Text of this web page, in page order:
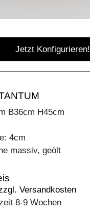
Jetzt Konfigurieren!
B36cm H45cm
4cm
massiv, geölt
Versandkosten
8-9 Wochen